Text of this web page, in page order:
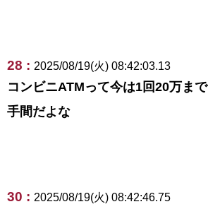
28 : 2025/08/19(火) 08:42:03.13
コンビニATMって今は1回20万ま
手間だよな
30 : 2025/08/19(火) 08:42:46.75